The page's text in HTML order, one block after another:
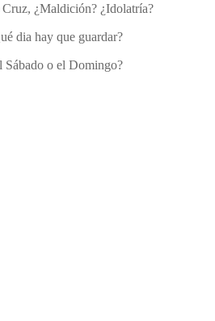
¿Maldición? ¿Idolatría?
dia hay que guardar?
Sábado o el Domingo?